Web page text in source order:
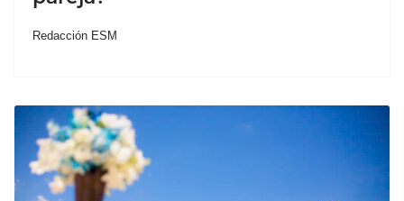
Redacción ESM